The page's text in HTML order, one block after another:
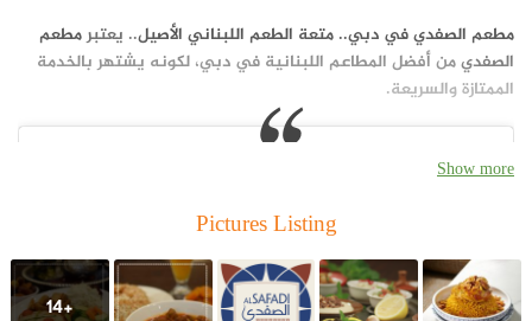
مطعم الصفدي في دبي.. متعة الطعم اللبناني الأصيل.. يعتبرمطعم
الصفديمن أفضل المطاعم اللبنانية في دبي، لكونه يشتهر بالخدمة
الممتازة والسريعة.
Show more
Pictures Listing
+14